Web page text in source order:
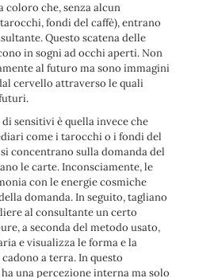
coloro che, senza alcun
fondi del caffè), entrano
Questo scatena delle
in sogni ad occhi aperti. Non
al futuro ma sono immagini
cervello attraverso le quali
sensitivi è quella invece che
come i tarocchi o i fondi del
concentrano sulla domanda del
le carte. Inconsciamente, le
con le energie cosmiche
domanda. In seguito, tagliano
al consultante un certo
a seconda del metodo usato,
e visualizza le forma e la
a terra. In questo
una percezione interna ma solo